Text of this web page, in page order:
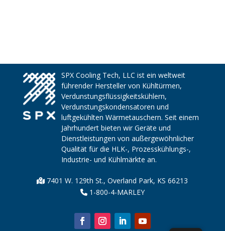
SPX Cooling Tech, LLC ist ein weltweit
führender Hersteller von Kühltürmen,
Verdunstungsflüssigkeitskühlern,
Verdunstungskondensatoren und
luftgekühlten Wärmetauschern. Seit einem
Jahrhundert bieten wir Geräte und
Dienstleistungen von außergewöhnlicher
Qualität für die HLK-, Prozesskühlungs-,
Industrie- und Kühlmärkte an.
7401 W. 129th St., Overland Park, KS 66213
1-800-4-MARLEY